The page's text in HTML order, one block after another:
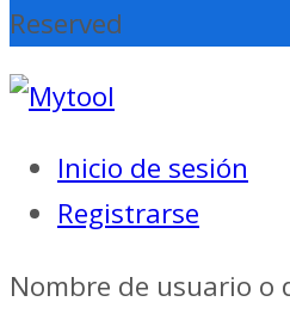
Reserved
Inicio de sesión
Registrarse
Nombre de usuario o